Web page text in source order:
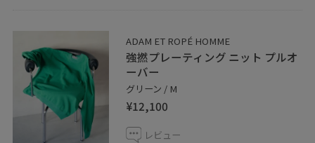
加】をタップしてください！ADAM ET ROPÉ HOMME
強撚プレーティング ニット プルオ
ーバー
グリーン / M
¥12,100
レビュー